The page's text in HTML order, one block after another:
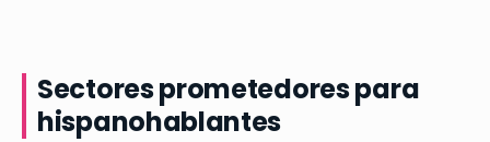
Sectores prometedores para
hispanohablantes